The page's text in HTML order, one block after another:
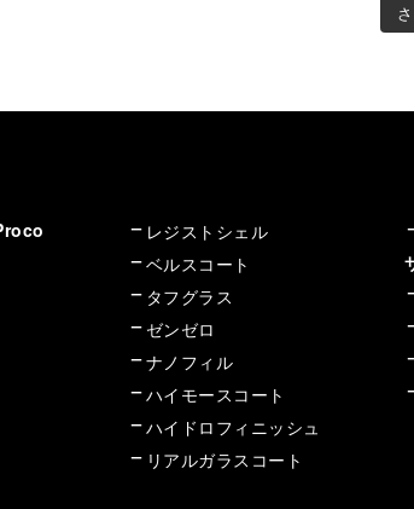
レジストシェル
ベルスコート
タフグラス
ゼンゼロ
ナノフィル
ハイモースコート
ハイドロフィニッシュ
リアルガラスコート